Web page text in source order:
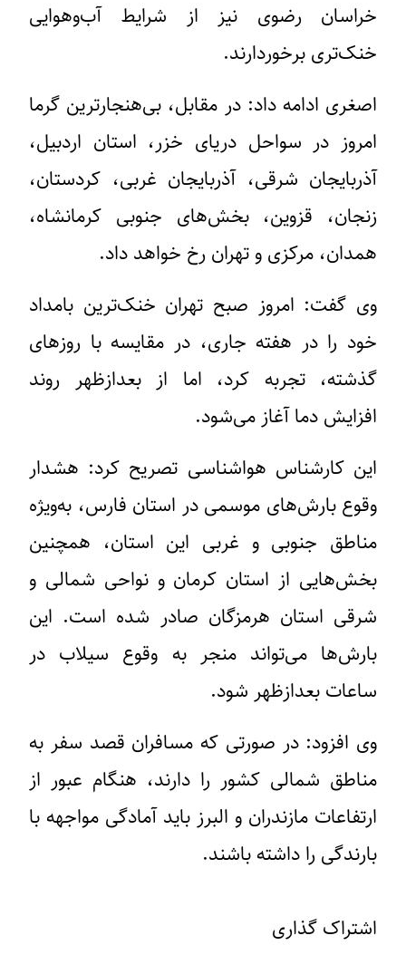
خراسان رضوی نیز از شرایط آب‌وهوایی
خنک‌تری برخوردارند.
اصغری ادامه داد: در مقابل، بی‌هنجارترین گرما
امروز در سواحل دریای خزر، استان اردبیل،
آذربایجان شرقی، آذربایجان غربی، کردستان،
زنجان، قزوین، بخش‌های جنوبی کرمانشاه،
همدان، مرکزی و تهران رخ خواهد داد.
وی گفت: امروز صبح تهران خنک‌ترین بامداد
خود را در هفته جاری، در مقایسه با روز‌های
گذشته، تجربه کرد، اما از بعدازظهر روند
افزایش دما آغاز می‌شود.
این کارشناس هواشناسی تصریح کرد: هشدار
وقوع بارش‌های موسمی در استان فارس، به‌ویژه
مناطق جنوبی و غربی این استان، همچنین
بخش‌هایی از استان کرمان و نواحی شمالی و
شرقی استان هرمزگان صادر شده است. این
بارش‌ها می‌تواند منجر به وقوع سیلاب در
ساعات بعدازظهر شود.
وی افزود: در صورتی که مسافران قصد سفر به
مناطق شمالی کشور را دارند، هنگام عبور از
ارتفاعات مازندران و البرز باید آمادگی مواجهه با
بارندگی را داشته باشند.
اشتراک گذاری